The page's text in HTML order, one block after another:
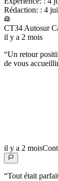
Rédaction: : 4
CT34 Autosur
il y a 2 mois
“Un retour
de vous
il y a 2 mois
“Tout était